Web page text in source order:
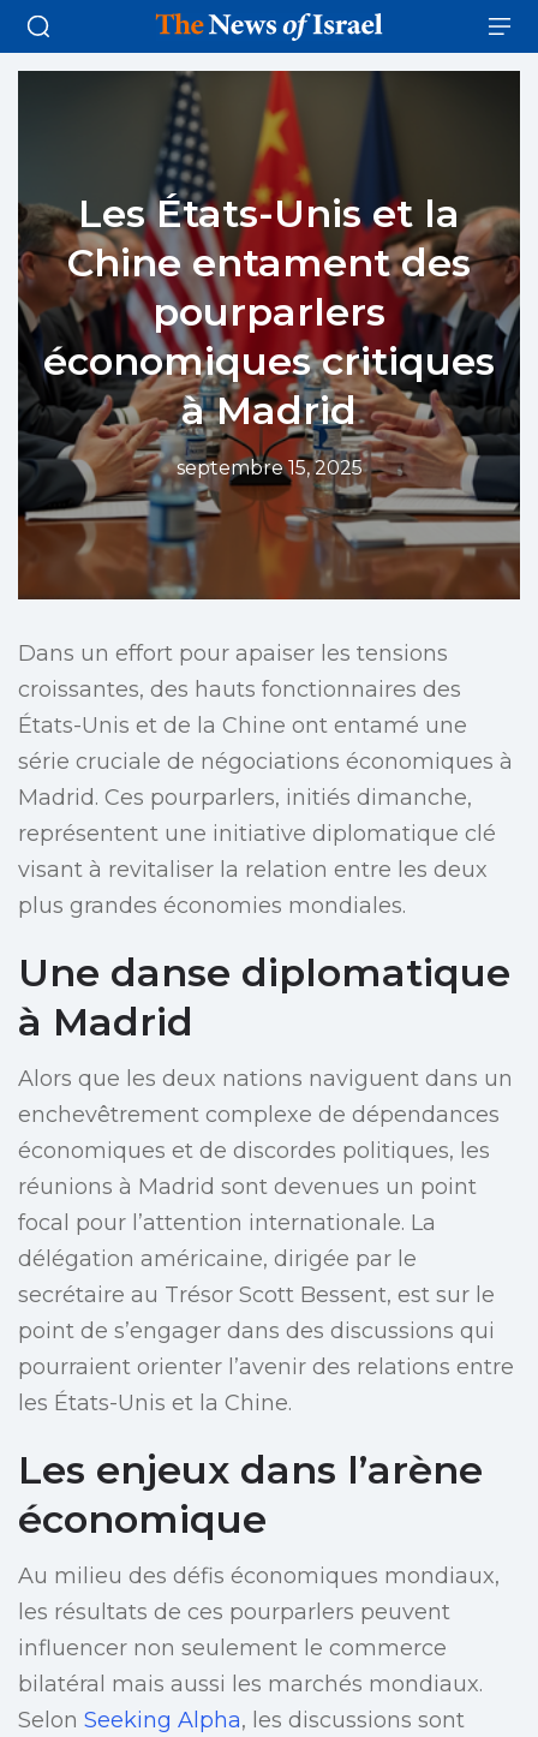
Les États-Unis et la
Chine entament des
pourparlers
économiques critiques
à Madrid
septembre 15, 2025
Dans un effort pour apaiser les tensions
croissantes, des hauts fonctionnaires des
États-Unis et de la Chine ont entamé une
série cruciale de négociations économiques à
Madrid. Ces pourparlers, initiés dimanche,
représentent une initiative diplomatique clé
visant à revitaliser la relation entre les deux
plus grandes économies mondiales.
Une danse diplomatique
à Madrid
Alors que les deux nations naviguent dans un
enchevêtrement complexe de dépendances
économiques et de discordes politiques, les
réunions à Madrid sont devenues un point
focal pour l’attention internationale. La
délégation américaine, dirigée par le
secrétaire au Trésor Scott Bessent, est sur le
point de s’engager dans des discussions qui
pourraient orienter l’avenir des relations entre
les États-Unis et la Chine.
Les enjeux dans l’arène
économique
Au milieu des défis économiques mondiaux,
les résultats de ces pourparlers peuvent
influencer non seulement le commerce
bilatéral mais aussi les marchés mondiaux.
Selon Seeking Alpha, les discussions sont